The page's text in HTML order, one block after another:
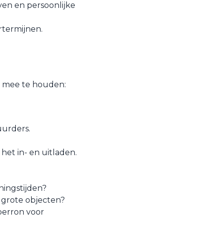
en persoonlijke
te houden:
in- en uitladen.
objecten?
voor